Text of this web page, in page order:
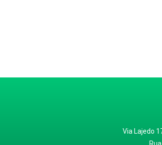
Via Lajedo